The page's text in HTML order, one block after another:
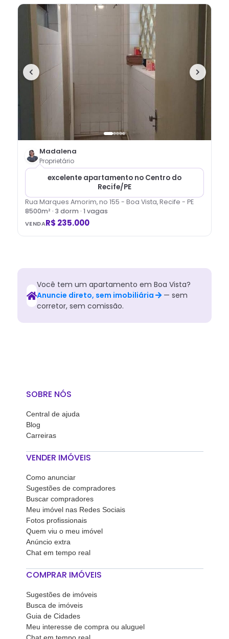
Madalena
Proprietário
excelente apartamento no Centro do
Recife/PE
Rua Marques Amorim, no 155 - Boa Vista, Recife - PE
8500m² · 3 dorm · 1 vagas
VENDAR$ 235.000
Você tem um apartamento em Boa Vista?
Anuncie direto, sem imobiliária
— sem
corretor, sem comissão.
SOBRE NÓS
Central de ajuda
Blog
Carreiras
VENDER IMÓVEIS
Como anunciar
Sugestões de compradores
Buscar compradores
Meu imóvel nas Redes Sociais
Fotos profissionais
Quem viu o meu imóvel
Anúncio extra
Chat em tempo real
COMPRAR IMÓVEIS
Sugestões de imóveis
Busca de imóveis
Guia de Cidades
Meu interesse de compra ou aluguel